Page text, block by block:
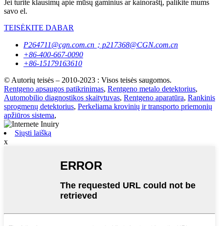
Jei turite klausimų apie mūsų gaminius ar kainoraštį, palikite mums
savo el.
TEISĖKITE DABAR
P264711@cgn.com.cn；p217368@CGN.com.cn
+86-400-667-0090
+86-15179163610
© Autorių teisės – 2010-2023 : Visos teisės saugomos.
Rentgeno apsaugos patikrinimas, Rentgeno metalo detektorius,
Automobilio diagnostikos skaitytuvas, Rentgeno aparatūra, Rankinis
sprogmenų detektorius, Perkeliama krovinių ir transporto priemonių
apžiūros sistema,
Siųsti laišką
x